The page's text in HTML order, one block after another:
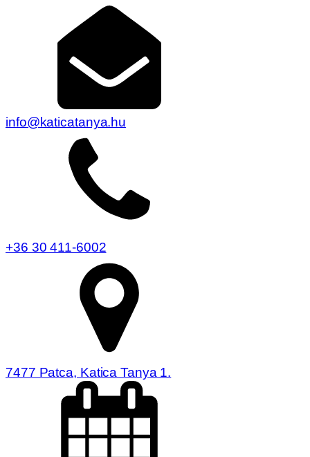
info@katicatanya.hu
+36 30 411-6002
7477 Patca, Katica Tanya 1.